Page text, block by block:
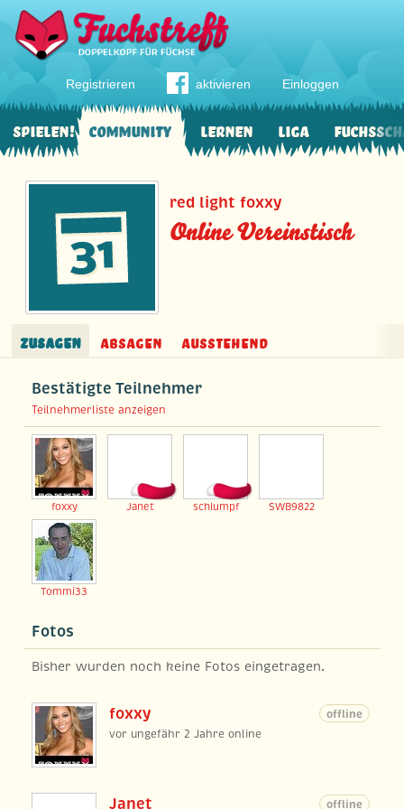
Registrieren aktivieren Einloggen
Community Lernen Liga
Spielen!
red light foxxy
Online Vereinstisch
Zusagen Absagen Ausstehend
Bestätigte Teilnehmer
Teilnehmerliste anzeigen
foxxy Janet schlumpf SWB9822
Tommi33
Fotos
Bisher wurden noch keine Fotos eingetragen.
foxxy
offline
vor ungefähr 2 Jahre online
Janet offline